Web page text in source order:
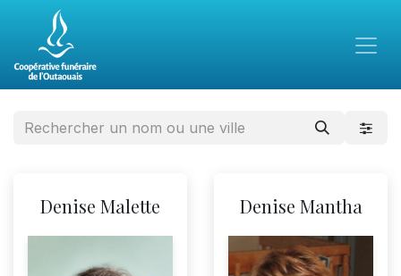
Denise Malette Denise Mantha